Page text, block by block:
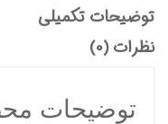
توضیحات تکمیلی
نظرات (0)
توضیحات